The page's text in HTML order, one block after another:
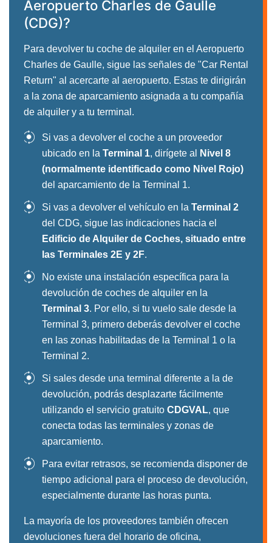
Aeropuerto Charles de Gaulle
(CDG)?
Para devolver tu coche de alquiler en el Aeropuerto
Charles de Gaulle, sigue las señales de "Car Rental
Return" al acercarte al aeropuerto. Estas te dirigirán
a la zona de aparcamiento asignada a tu compañía
de alquiler y a tu terminal.
Si vas a devolver el coche a un proveedor
ubicado en la Terminal 1, dirígete al
Nivel 8
(normalmente identificado como Nivel Rojo)
del aparcamiento de la Terminal 1.
Si vas a devolver el vehículo en la Terminal 2
del CDG, sigue las indicaciones hacia el
Edificio de Alquiler de Coches, situado entre
las Terminales 2E y 2F.
No existe una instalación específica para la
devolución de coches de alquiler en la
Terminal 3. Por ello, si tu vuelo sale desde la
Terminal 3, primero deberás devolver el coche
en las zonas habilitadas de la Terminal 1 o la
Terminal 2.
Si sales desde una terminal diferente a la de
devolución, podrás desplazarte fácilmente
utilizando el servicio gratuito CDGVAL, que
conecta todas las terminales y zonas de
aparcamiento.
Para evitar retrasos, se recomienda disponer de
tiempo adicional para el proceso de devolución,
especialmente durante las horas punta.
La mayoría de los proveedores también ofrecen
devoluciones fuera del horario de oficina,